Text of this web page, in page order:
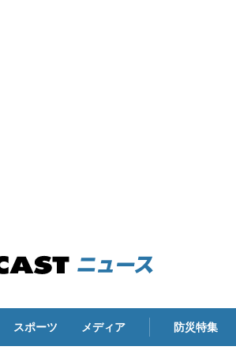
スポーツ メディア 防災特集